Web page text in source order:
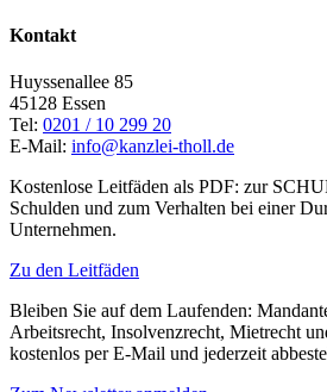
Kontakt
Huyssenallee 85
45128 Essen
Tel: 0201 / 10 299 20
E-Mail: info@kanzlei-tholl.de
Kostenlose Leitfäden als PDF: zur
Schulden und zum Verhalten bei einer
Unternehmen.
Zu den Leitfäden
Bleiben Sie auf dem Laufenden:
Arbeitsrecht, Insolvenzrecht, Mietrecht
kostenlos per E-Mail und jederzeit